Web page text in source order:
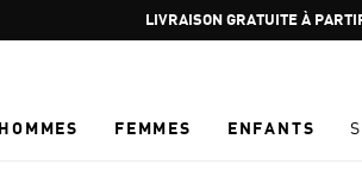
Pause
LIVRAISON GRATUITE À
HOMMES FEMMES ENFANTS